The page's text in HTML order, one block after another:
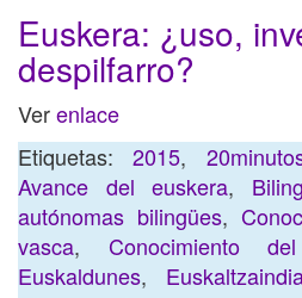
Euskera: ¿uso,
despilfarro?
Verenlace
Etiquetas:2015,
Avance del euskera,
autónomas bilingües,
vasca, Conocimiento
Euskaldunes,